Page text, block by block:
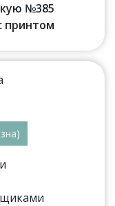
№385
принтом